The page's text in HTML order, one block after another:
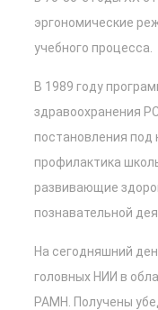
эргономические
учебного процесса.
В 1989 году
здравоохранения
постановления
профилактика
развивающие
познавательной
На сегодняшний
головных НИИ в
РАМН. Получены